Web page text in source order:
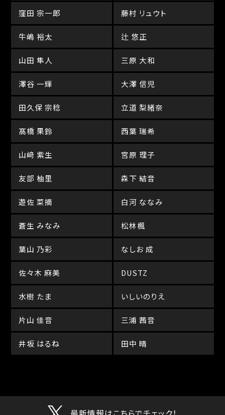
窪田 宗一郎 藤村 リュウト
牛嶋 裕太 辻 悠正
山田 隼人 三原 大和
澤谷 一輝 大澤 信児
田久保 宗稔 立道 梨緒奈
髙橋 果鈴 西葉 瑞希
山﨑 紫生 宮原 理子
友部 柚里 森下 結音
遊佐 菜摘 白河 ななみ
蒼生 みなみ 松林楓
葉山 乃彩 なしお 成
佐々木 麻美 DUSTZ
水樹 たま いしいのりえ
片山 佳音 三浦 茜音
井坂 はるね 田中 晴